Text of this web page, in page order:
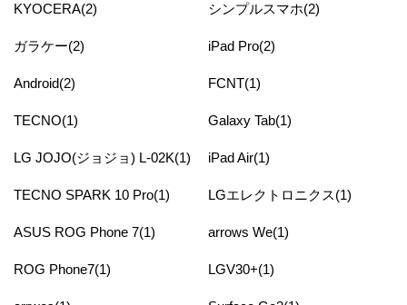
KYOCERA(2) シンプルスマホ(2)
ガラケー(2) iPad Pro(2)
Android(2) FCNT(1)
TECNO(1) Galaxy Tab(1)
LG JOJO(ジョジョ) L-02K(1) iPad Air(1)
TECNO SPARK 10 Pro(1) LGエレクトロニクス(1)
ASUS ROG Phone 7(1) arrows We(1)
ROG Phone7(1) LGV30+(1)